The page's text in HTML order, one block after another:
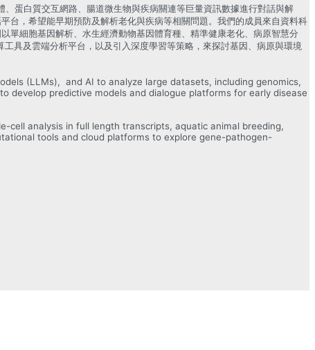
蛋白質交互網路、腸道微生物與疾病關連等巨量資訊數據進行對話與解
台，希望能早期預防及解析老化與疾病等相關問題。我們的成員來自資料科
單細胞基因解析、水生經濟動物基因體育種、精準健康老化、病原智慧分
具及雲端分析平台，以及引入深度學習等策略，來探討基因、病原與環境
(LLMs), and AI to analyze large datasets, including genomics,
develop predictive models and dialogue platforms for early disease
cell analysis in full length transcripts, aquatic animal breeding,
tools and cloud platforms to explore gene-pathogen-